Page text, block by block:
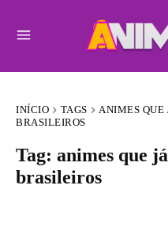
INÍCIO TAGS
ANIMES QUE
BRASILEIROS
Tag: animes que
brasileiros